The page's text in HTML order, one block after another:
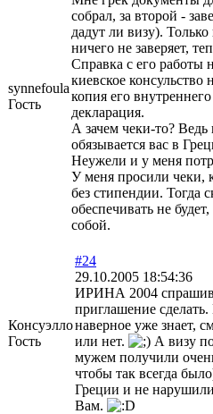
synnefoula
Гость
собрал, за второй -
дадут ли визу).
ничего не заверяет,
Справка с его работы
киевское консульство
копия его
декларация.
А зачем чеки-то?
обязывается вас в
Неужели и у меня
У меня просили чеки,
без стипендии. Тогда
обеспечивать не
собой.
Консуэлло
Гость
#24
29.10.2005 18:54:36
ИРИНА 2004
приглашение
наверное уже знает,
или нет.
А визу
мужем получили
чтобы так всегда
Греции и не
Вам.